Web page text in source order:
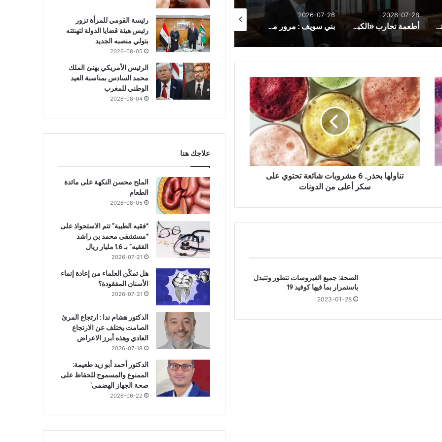
الإيجابية السامة… عندما يتحول التفاؤل إلى عبء نفسي
2026-07-28
أطعمة تحارب «الكبد الدهني» وتدعم وظائفه
2026-07-26
بني سويف : مرور مفاجئ على وحدات ناصر الصحية لمتابعة العمل والخدمات
2026-07-30
عدوى فطرية صامتة قد تتحول لتهديد قاتل
2026-07-29
السفير المصري بالرباط يزور وكالة المغرب العربي للأنباء ويبحث آفاق التعاون الإعلامي
ت
ن
ا
و
ه
ا
ب
ح
.
و
ئ
تناولها بحذر.. 6 مشروبات شائعة تحتوي على
سكر أعلى من الدونات
الصحة: جميع الفيروسات تتطور وتتبدل
باستمرار بما فيها كوفيد 19
2023-01-28
رئيسة القومي للمرأة تزور
رئيس هيئة قضايا الدولة لتهنئته
بتولي منصبه الجديد
2026-08-05
الرئيس الأمريكي يهنئ الملك
محمد السادس بمناسبة العيد
الوطني للمغرب
2026-08-04
علاجك هنا
الملح محسن النكهة على مائدة
الطعام
2026-08-05
“فقيه الطبية” تتم الاستحواذ على
“مستشفى محمد بن راشد
الفقيه” بـ 1.6 مليار ريال
2026-07-21
هل تمكّن العلماء من إعادة إنماء
الأسنان المفقودة؟
2026-07-21
الدكتور هشام ندا : ارتجاع المرئ
الصامت يختلف عن الارتجاع
العادي وهذه أبرز الاعراض
2026-07-18
الدكتور أحمد أبو زيد طعيمة:
الممنوع والمسموح للحفاظ على
صحة الجهاز الهضمى’
2026-06-22